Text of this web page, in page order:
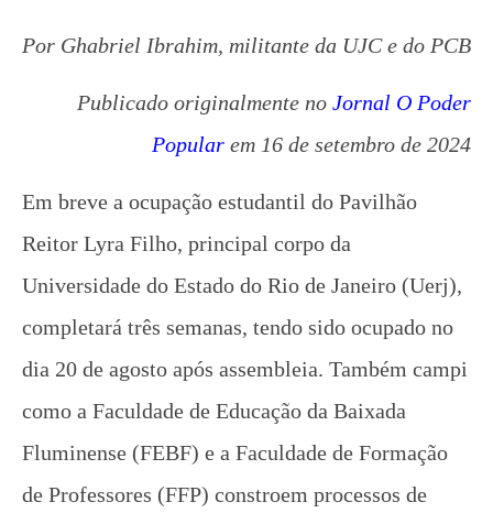
NOW VIEWING
A Situação da UERJ Reflete o Dilema da Esquerda
Institucional
de
CN
Por Ghabriel Ibrahim, militante da UJC e do PCB
Publicado originalmente no Jornal O Poder
Popular em 16 de setembro de 2024
Em breve a ocupação estudantil do Pavilhão
Reitor Lyra Filho, principal corpo da
Universidade do Estado do Rio de Janeiro (Uerj),
completará três semanas, tendo sido ocupado no
dia 20 de agosto após assembleia. Também campi
como a Faculdade de Educação da Baixada
Fluminense (FEBF) e a Faculdade de Formação
de Professores (FFP) constroem processos de